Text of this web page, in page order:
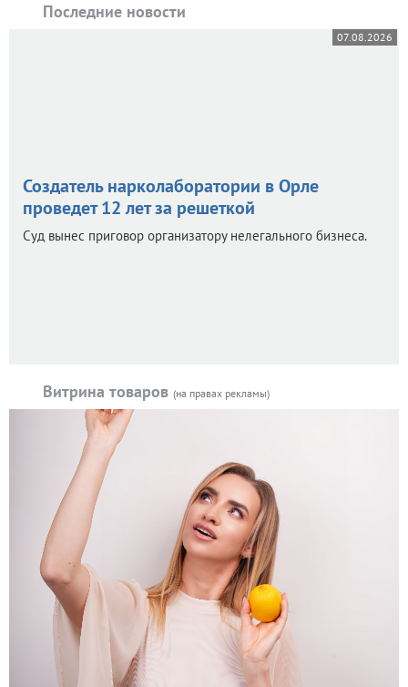
Последние новости
07.08.2026
Создатель нарколаборатории в Орле
проведет 12 лет за решеткой
Суд вынес приговор организатору нелегального бизнеса.
Витрина товаров (на правах рекламы)